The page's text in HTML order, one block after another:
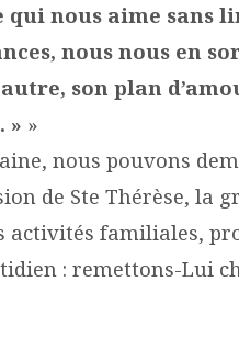
qui nous aime sans
nous nous en
autre, son plan
» »
nous pouvons
de Ste Thérèse, la
activités familiales,
: remettons-Lui